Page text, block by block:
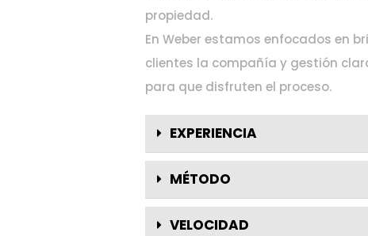
propiedad.
En Weber estamos enfocados en
clientes la compañía y gestión
para que disfruten el proceso.
EXPERIENCIA
MÉTODO
VELOCIDAD